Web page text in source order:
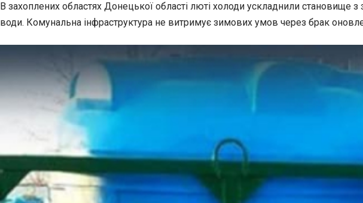
В захоплених областях Донецької області люті холоди ускладнили
води. Комунальна інфраструктура не витримує зимових умов через брак